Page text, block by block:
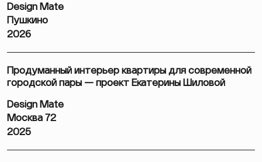
Design Mate
Пушкино
2026
Продуманный интерьер квартиры для современной
городской пары — проект Екатерины Шиловой
Design Mate
Москва 72
2025